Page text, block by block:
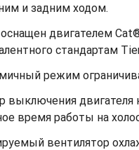
и задним ходом.
двигателем
стандартам
режим
выключения двигателя
время работы на
вентилятор